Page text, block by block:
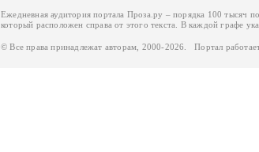
Ежедневная аудитория портала Проза.ру – порядка 100 тысяч
который расположен справа от этого текста. В каждой графе
© Все права принадлежат авторам, 2000-2026. Портал